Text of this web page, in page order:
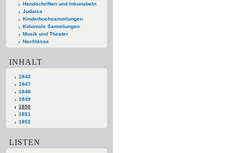
Handschriften und Inkunabeln
Judaica
Kinderbuchsammlungen
Koloniale Sammlungen
Musik und Theater
Nachlässe
INHALT
1842
1847
1848
1849
1850
1851
1852
LISTEN